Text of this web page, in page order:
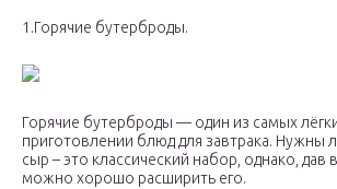
1.Горячие бутерброды.
Горячие бутерброды — один из самых
приготовлении блюд для завтрака. Нужны
сыр – это классический набор, однако, дав
можно хорошо расширить его.